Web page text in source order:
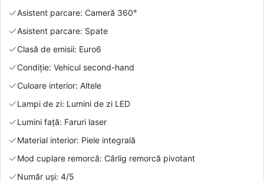
Asistent parcare: Cameră 360°
Asistent parcare: Spate
Clasă de emisii: Euro6
Condiție: Vehicul second-hand
Culoare interior: Altele
Lampi de zi: Lumini de zi LED
Lumini față: Faruri laser
Material interior: Piele integrală
Mod cuplare remorcă: Cârlig remorcă pivotant
Număr uși: 4/5